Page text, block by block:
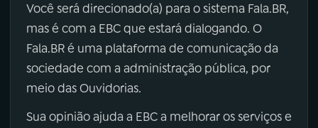
Você será direcionado(a) para o sistema Fala.BR,
mas é com a EBC que estará dialogando. O
Fala.BR é uma plataforma de comunicação da
sociedade com a administração pública, por
meio das Ouvidorias.
Sua opinião ajuda a EBC a melhorar os serviços e